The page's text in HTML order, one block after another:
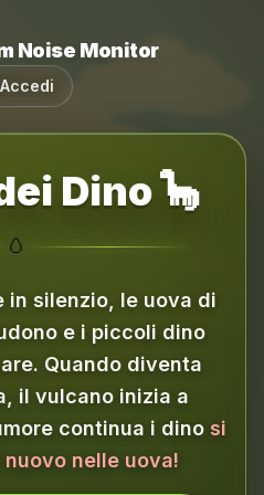
Noise Monitor
Accedi
Dino 🦕
🥚
in silenzio, le uova di
e i piccoli dino
Quando diventa
il vulcano inizia a
continua i dino si
nelle uova!